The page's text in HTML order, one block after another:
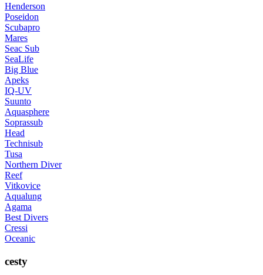
Henderson
Poseidon
Scubapro
Mares
Seac Sub
SeaLife
Big Blue
Apeks
IQ-UV
Suunto
Aquasphere
Soprassub
Head
Technisub
Tusa
Northern Diver
Reef
Vitkovice
Aqualung
Agama
Best Divers
Cressi
Oceanic
cesty